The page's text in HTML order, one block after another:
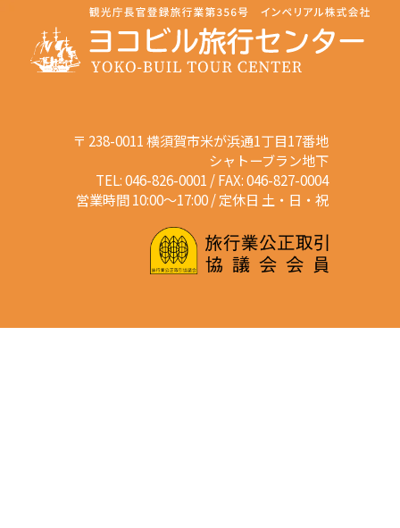
〒 238-0011 横須賀市米が浜通1丁目17番地
シャトーブラン地下
TEL: 046-826-0001 / FAX: 046-827-0004
営業時間 10:00～17:00 / 定休日 土・日・祝